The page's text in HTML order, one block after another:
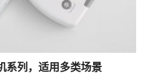
系列，适用多类场景